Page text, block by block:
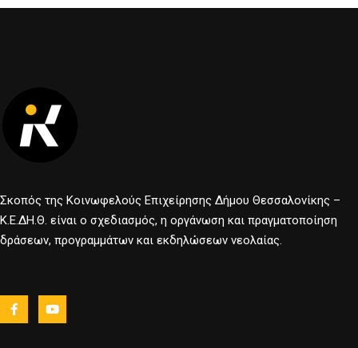
Σκοπός της Κοινωφελούς Επιχείρησης Δήμου Θεσσαλονίκης –
Κ.Ε.ΔΗ.Θ. είναι ο σχεδιασμός, η οργάνωση και πραγματοποίηση
δράσεων, προγραμμάτων και εκδηλώσεων νεολαίας.